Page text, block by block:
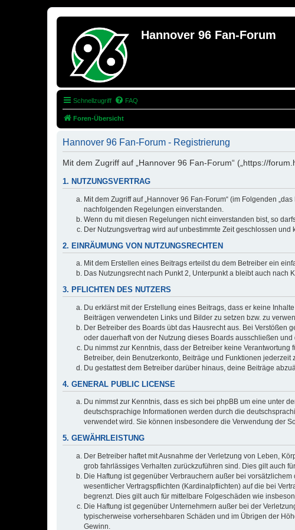
Hannover 96 Fan-Forum
Schnellzugriff FAQ
Foren-Übersicht
Hannover 96 Fan-Forum - Registrierung
Mit dem Zugriff auf „Hannover 96 Fan-Forum“ („https://
1. NUTZUNGSVERTRAG
Mit dem Zugriff auf „Hannover 96 Fan-Forum“ (im Folgenden
nachfolgenden Regelungen einverstanden.
Wenn du mit diesen Regelungen nicht einverstanden bist, so
Der Nutzungsvertrag wird auf unbestimmte Zeit geschlossen
2. EINRÄUMUNG VON NUTZUNGSRECHTEN
Mit dem Erstellen eines Beitrags erteilst du dem Betreiber ein
Das Nutzungsrecht nach Punkt 2, Unterpunkt a bleibt auch nach
3. PFLICHTEN DES NUTZERS
Du erklärst mit der Erstellung eines Beitrags, dass er keine
Beiträgen verwendeten Links und Bilder zu setzen bzw. zu
Der Betreiber des Boards übt das Hausrecht aus. Bei
oder dauerhaft von der Nutzung dieses Boards ausschließen und
Du nimmst zur Kenntnis, dass der Betreiber keine
Betreiber, dein Benutzerkonto, Beiträge und Funktionen jederzeit
Du gestattest dem Betreiber darüber hinaus, deine Beiträge
4. GENERAL PUBLIC LICENSE
Du nimmst zur Kenntnis, dass es sich bei phpBB um eine unter
deutschsprachige Informationen werden durch die
verwendet wird. Sie können insbesondere die Verwendung der
5. GEWÄHRLEISTUNG
Der Betreiber haftet mit Ausnahme der Verletzung von Leben,
grob fahrlässiges Verhalten zurückzuführen sind. Dies gilt auch
Die Haftung ist gegenüber Verbrauchern außer bei
wesentlicher Vertragspflichten (Kardinalpflichten) auf die bei
begrenzt. Dies gilt auch für mittelbare Folgeschäden wie
Die Haftung ist gegenüber Unternehmern außer bei der
typischerweise vorhersehbaren Schäden und im Übrigen der
Gewinn.